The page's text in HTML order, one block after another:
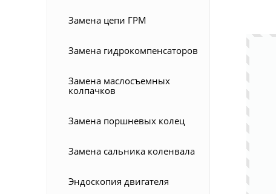
Замена цепи ГРМ
Замена гидрокомпенсаторов
Замена маслосъемных
колпачков
Замена поршневых колец
Замена сальника коленвала
Эндоскопия двигателя